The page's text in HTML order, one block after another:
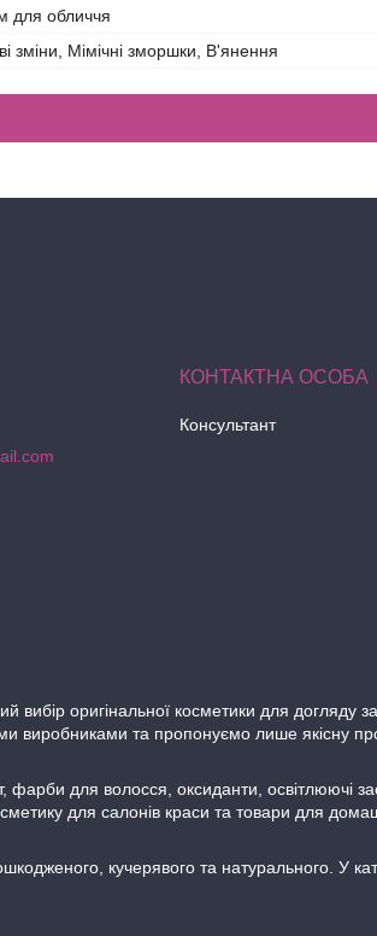
для обличчя
зміни, Мімічні зморшки, В'янення
Консультант
вибір оригінальної косметики для догляду
виробниками та пропонуємо лише якісну
для волосся, оксиданти, освітлюючі
для салонів краси та товари для
кучерявого та натурального. У